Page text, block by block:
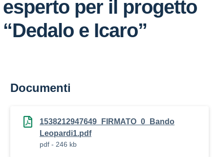
esperto per il progetto
“Dedalo e Icaro”
Documenti
1538212947649_FIRMATO_0_Bando
Leopardi1.pdf
pdf - 246 kb